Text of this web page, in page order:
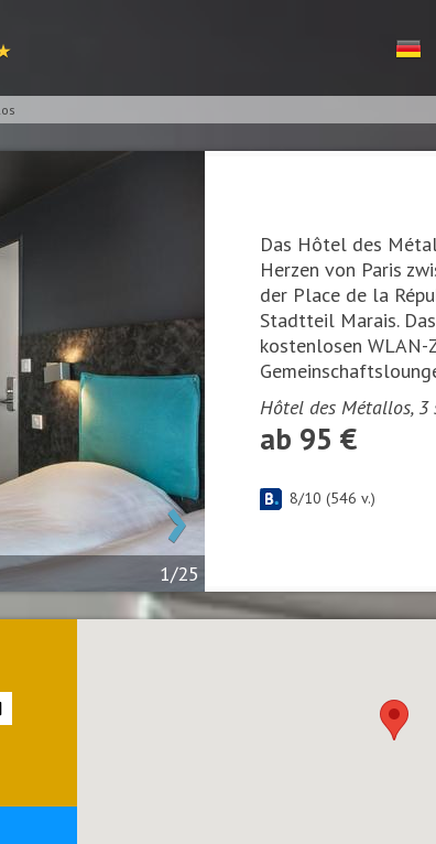
›
1/25
Das Hôtel des
Herzen von Paris
der Place de la
Stadtteil Marais.
kostenlosen WLAN-
Hôtel des Métallos,
ab 95 €
8/10 (546 v.)